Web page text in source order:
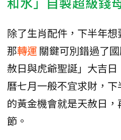
除了生肖配件，下半年想
那轉運 關鍵可別錯過了
赦日與虎爺聖誕」大吉
曆七月一般不宜求財，
的黃金機會就是天赦日
節。